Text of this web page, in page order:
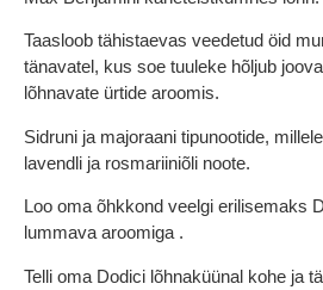
Taasloob tähistaevas veedetud öid
tänavatel, kus soe tuuleke hõljub
lõhnavate ürtide aroomis.
Sidruni ja majoraani tipunootide,
lavendli ja rosmariiniõli noote.
Loo oma õhkkond veelgi erilisemaks
lummava aroomiga .
Telli oma Dodici lõhnaküünal kohe ja